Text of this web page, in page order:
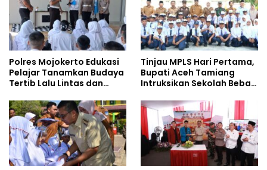
Polres Mojokerto Edukasi
Pelajar Tanamkan Budaya
Tertib Lalu Lintas dan
Tinjau MPLS Hari Pertama,
Bupati Aceh Tamiang
Intruksikan Sekolah Bebas